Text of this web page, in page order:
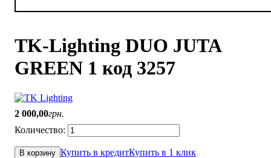
TK-Lighting DUO JUTA
GREEN 1 код 3257
2 000,00грн.
В корзину Купить в кредитКупить в 1 клик